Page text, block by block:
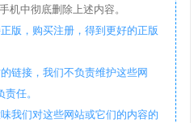
机中彻底删除上述内容。
版，购买注册，得到更好的正版
链接，我们不负责维护这些网
任。
我们对这些网站或它们的内容的